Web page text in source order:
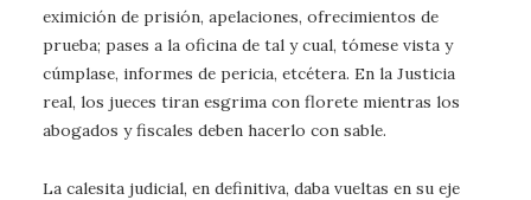
eximición de prisión, apelaciones, ofrecimientos de
prueba; pases a la oficina de tal y cual, tómese vista y
cúmplase, informes de pericia, etcétera. En la Justicia
real, los jueces tiran esgrima con florete mientras los
abogados y fiscales deben hacerlo con sable.
La calesita judicial, en definitiva, daba vueltas en su eje